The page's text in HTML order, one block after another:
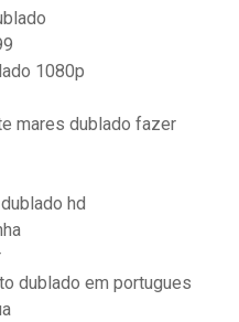
1080p
mares dublado fazer
hd
dublado em portugues